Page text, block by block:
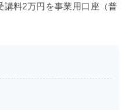
料2万円を事業用口座（普